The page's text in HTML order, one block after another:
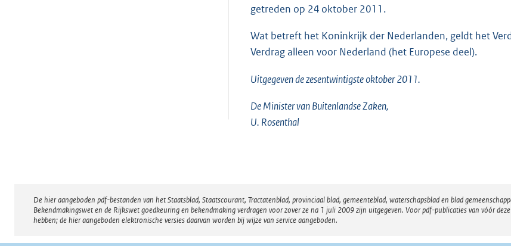
getreden op 24 oktober 2011.
Wat betreft het Koninkrijk der Nederlanden, geldt het
Verdrag alleen voor Nederland (het Europese deel).
Uitgegeven dezesentwintigsteoktober 2011.
De Minister van Buitenlandse Zaken,
U. Rosenthal
Disclaimer
De hier aangeboden pdf-bestanden van het Staatsblad, Staatscourant, Tractatenblad, provinciaal blad, gemeenteblad, waterschapsblad en blad
Bekendmakingswet en de Rijkswet goedkeuring en bekendmaking verdragen voor zover ze na 1 juli 2009 zijn uitgegeven. Voor pdf-publicaties van vóór
hebben; de hier aangeboden elektronische versies daarvan worden bij wijze van service aangeboden.